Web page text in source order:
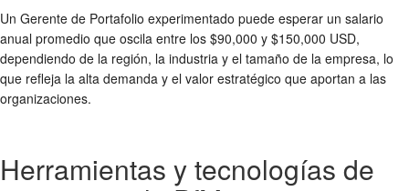
Un Gerente de Portafolio experimentado puede esperar un salario
anual promedio que oscila entre los $90,000 y $150,000 USD,
dependiendo de la región, la industria y el tamaño de la empresa, lo
que refleja la alta demanda y el valor estratégico que aportan a las
organizaciones.
Herramientas y tecnologías de